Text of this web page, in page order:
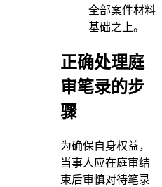
全部案件材料
基础之上。
正确处理庭
审笔录的步
骤
为确保自身权益，
当事人应在庭审结
束后审慎对待笔录